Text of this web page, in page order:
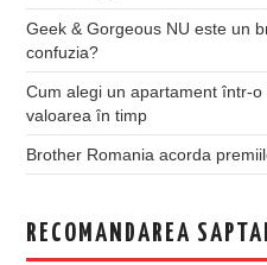
Geek & Gorgeous NU este un
confuzia?
Cum alegi un apartament într-
valoarea în timp
Brother Romania acorda
RECOMANDAREA